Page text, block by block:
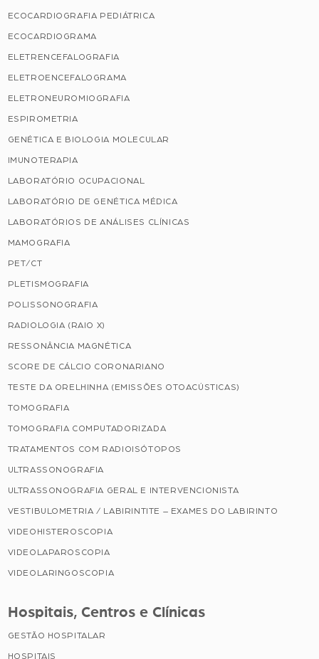
ECOCARDIOGRAFIA PEDIÁTRICA
ECOCARDIOGRAMA
ELETRENCEFALOGRAFIA
ELETROENCEFALOGRAMA
ELETRONEUROMIOGRAFIA
ESPIROMETRIA
GENÉTICA E BIOLOGIA MOLECULAR
IMUNOTERAPIA
LABORATÓRIO OCUPACIONAL
LABORATÓRIO DE GENÉTICA MÉDICA
LABORATÓRIOS DE ANÁLISES CLÍNICAS
MAMOGRAFIA
PET/CT
PLETISMOGRAFIA
POLISSONOGRAFIA
RADIOLOGIA (RAIO X)
RESSONÂNCIA MAGNÉTICA
SCORE DE CÁLCIO CORONARIANO
TESTE DA ORELHINHA (EMISSÕES OTOACÚSTICAS)
TOMOGRAFIA
TOMOGRAFIA COMPUTADORIZADA
TRATAMENTOS COM RADIOISÓTOPOS
ULTRASSONOGRAFIA
ULTRASSONOGRAFIA GERAL E INTERVENCIONISTA
VESTIBULOMETRIA / LABIRINTITE – EXAMES DO LABIRINTO
VIDEOHISTEROSCOPIA
VIDEOLAPAROSCOPIA
VIDEOLARINGOSCOPIA
Hospitais, Centros e Clínicas
GESTÃO HOSPITALAR
HOSPITAIS